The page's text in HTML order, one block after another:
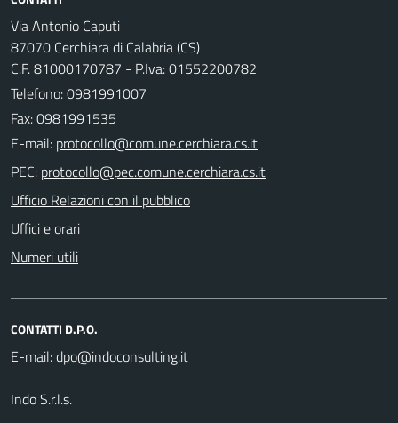
Via Antonio Caputi
87070 Cerchiara di Calabria (CS)
C.F. 81000170787 - P.Iva: 01552200782
Telefono:0981991007
Fax: 0981991535
E-mail:
PEC:
Ufficio Relazioni con il pubblico
Uffici e orari
Numeri utili
CONTATTI D.P.O.
E-mail:
Indo S.r.l.s.